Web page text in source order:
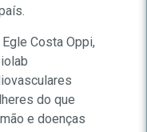
Costa Oppi,
do que
e doenças